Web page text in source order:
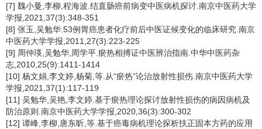
[7] 魏小曼,李柳,程海波.结直肠癌前病变中医病机探讨.南京中医药大学
学报,2021,37(3):348-351
[8] 张玉,吴勉华.53例胃癌患者化疗前后中医证候变化的临床研究.南京
中医药大学学报,2011,27(3):223-225
[9] 周仲瑛,吴勉华,周学平.瘀热相搏证中医辨治指南.中华中医药杂
志,2010,25(9):1411-1414
[10] 杨文娟,李文婷,杨菊,等.从“瘀热”论治放射性损伤.南京中医药大学
学报,2021,37(1):117-119
[11] 吴勉华,吴艳,李文婷.基于瘀热理论探讨放射性损伤的病因病机及
防治原则.南京中医药大学学报,2020,36(3):300-302
[12] 谭峰,李柳,唐东昕,等.基于癌毒病机理论探析扶正固本方药的应用